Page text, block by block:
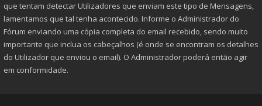
que tentam detectar Utilizadores que enviam este tipo de Mensagens,
lamentamos que tal tenha acontecido. Informe o Administrador do
Fórum enviando uma cópia completa do email recebido, sendo muito
importante que inclua os cabeçalhos (é onde se encontram os detalhes
do Utilizador que enviou o email). O Administrador poderá então agir
em conformidade.